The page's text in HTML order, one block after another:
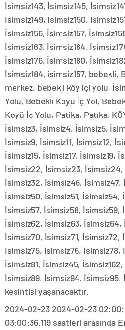
İsimsiz143, İsimsiz145,
İsimsiz149, İsimsiz150,
İsimsiz156, İsimsiz157,
İsimsiz163, İsimsiz164,
İsimsiz176, İsimsiz180,
İsimsiz184, isimsiz157, bebekli,
merkez, bebekli köy içi yolu,
Yolu, Bebekli Köyü İç Yol,
Koyü İç Yolu, Patika, Patıka,
İsimsiz3, İsimsiz4, İsimsiz5,
İsimsiz9, İsimsiz11, İsimsiz12,
İsimsiz15, İsimsiz17, İsimsiz19,
İsimsiz22, İsimsiz23, İsimsiz24,
İsimsiz32, İsimsiz46, İsimsiz47,
İsimsiz50, İsimsiz51, İsimsiz54,
İsimsiz57, İsimsiz58, İsimsiz59,
İsimsiz62, İsimsiz63, İsimsiz64,
İsimsiz70, İsimsiz71, İsimsiz72,
İsimsiz75, İsimsiz76, İsimsiz78,
İsimsiz81, İsimsiz45,
İsimsiz89, İsimsiz94,
kesintisi yaşanacaktır.
2024-02-23 2024-02-23
03:00:36.119 saatleri arasında